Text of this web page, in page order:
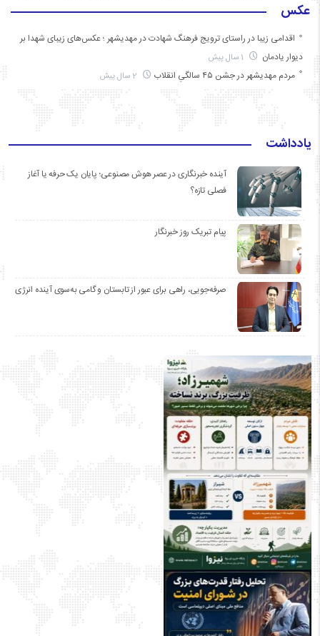
عکس
اقدامی زیبا در راستای ترویج فرهنگ شهادت در مهدیشهر ؛ عکس‌های زیبای شهدا بر
دیوار یادمان
مردم مهدیشهر در جشن ۴۵ سالگیِ انقلاب
یادداشت
آینده خبرنگاری در عصر هوش مصنوعی؛ پایان یک حرفه یا آغاز
فصلی تازه؟
پیام تبریک روز خبرنگار
صرفه‌جویی، راهی برای عبور از تابستان و گامی به‌سوی آینده انرژی